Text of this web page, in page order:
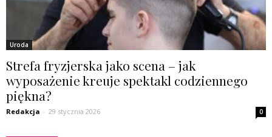
Uroda
Strefa fryzjerska jako scena – jak
wyposażenie kreuje spektakl codziennego
piękna?
Redakcja - 29 stycznia 2026 0